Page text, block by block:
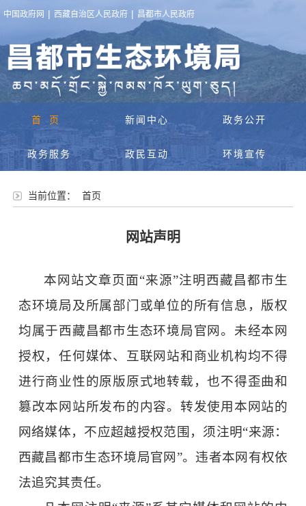
中国政府网 | 西藏自治区人民政府 | 昌都市人民政府
首页 新闻中心 政务公开
政务服务 政民互动 环境宣传
当前位置： 首页
网站声明
本网站文章页面“来源”注明 西藏昌都市生
态环境局及所属部门或单位的所有信息，版权
均属于西藏昌都市生态环境局官网。未经本网
授权，任何媒体、互联网站和商业机构均不得
进行商业性的原版原式地转载，也不得歪曲和
篡改本网站所发布的内容。转发使用本网站的
网络媒体，不应超越授权范围，须注明“来源：
西藏昌都市生态环境局官网”。违者本网有权依
法追究其责任。